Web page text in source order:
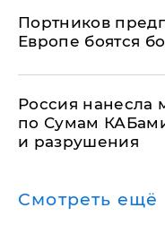
Портников
Европе боятся
Россия нанесла
по Сумам
и разрушения
Смотреть ещё